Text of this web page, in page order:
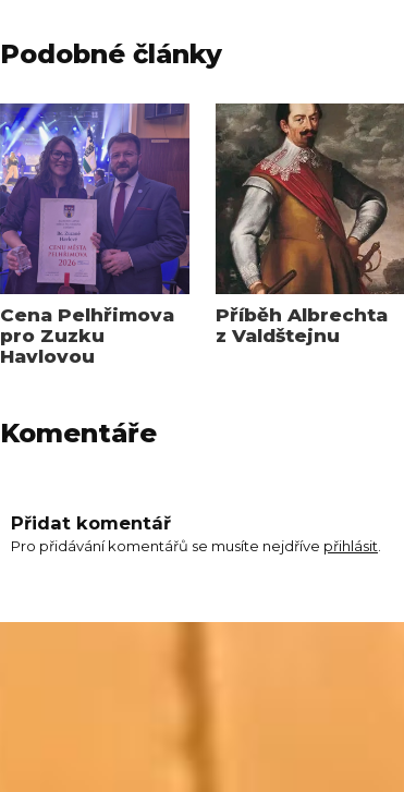
Podobné články
Cena Pelhřimova
pro Zuzku
Havlovou
Příběh Albrechta
z Valdštejnu
Komentáře
Přidat komentář
Pro přidávání komentářů se musíte nejdříve přihlásit